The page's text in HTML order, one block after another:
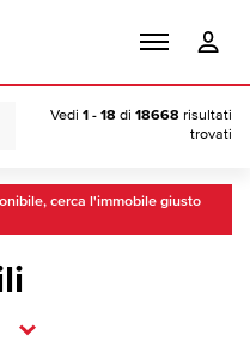
Vedi 1 - 18 di 18668 risultati
trovati
cerca l'immobile giusto